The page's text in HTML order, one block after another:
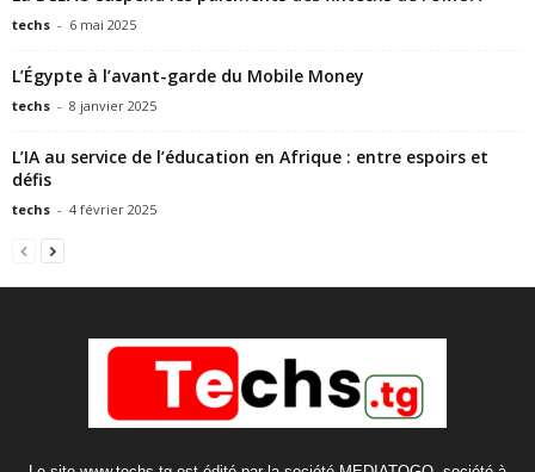
techs - 6 mai 2025
L’Égypte à l’avant-garde du Mobile Money
techs - 8 janvier 2025
L’IA au service de l’éducation en Afrique : entre espoirs et
défis
techs - 4 février 2025